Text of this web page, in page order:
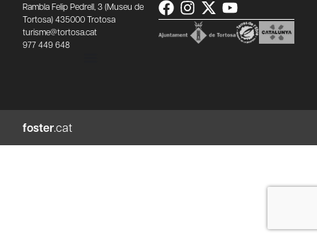
Rambla Felip Pedrell, 3 (Museu de
Tortosa) 435000 Trotosa
turisme@tortosa.cat
977 449 648
foster.cat